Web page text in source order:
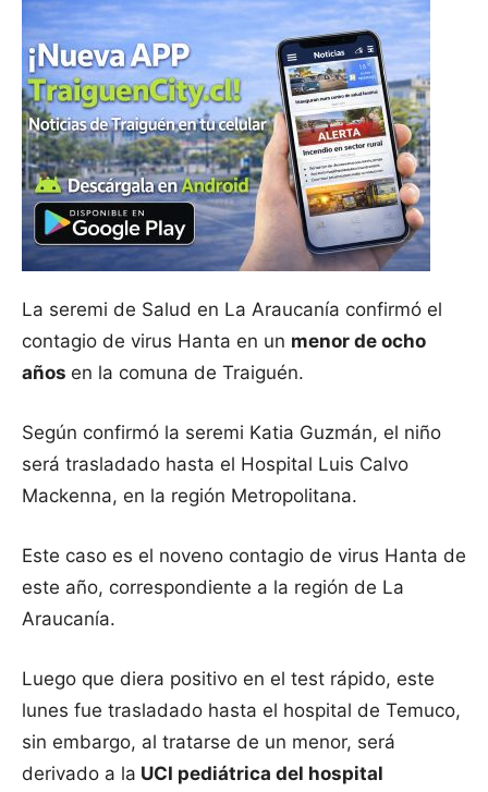
La seremi de Salud en La Araucanía confirmó el
contagio de virus Hanta en un menor de ocho
años en la comuna de Traiguén.
Según confirmó la seremi Katia Guzmán, el niño
será trasladado hasta el Hospital Luis Calvo
Mackenna, en la región Metropolitana.
Este caso es el noveno contagio de virus Hanta de
este año, correspondiente a la región de La
Araucanía.
Luego que diera positivo en el test rápido, este
lunes fue trasladado hasta el hospital de Temuco,
sin embargo, al tratarse de un menor, será
derivado a la UCI pediátrica del hospital